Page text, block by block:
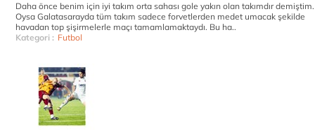
Daha önce benim için iyi takım orta sahası gole yakın olan takımdır demiştim.
Oysa Galatasarayda tüm takım sadece forvetlerden medet umacak şekilde
havadan top şişirmelerle maçı tamamlamaktaydı. Bu ha..
Kategori : Futbol